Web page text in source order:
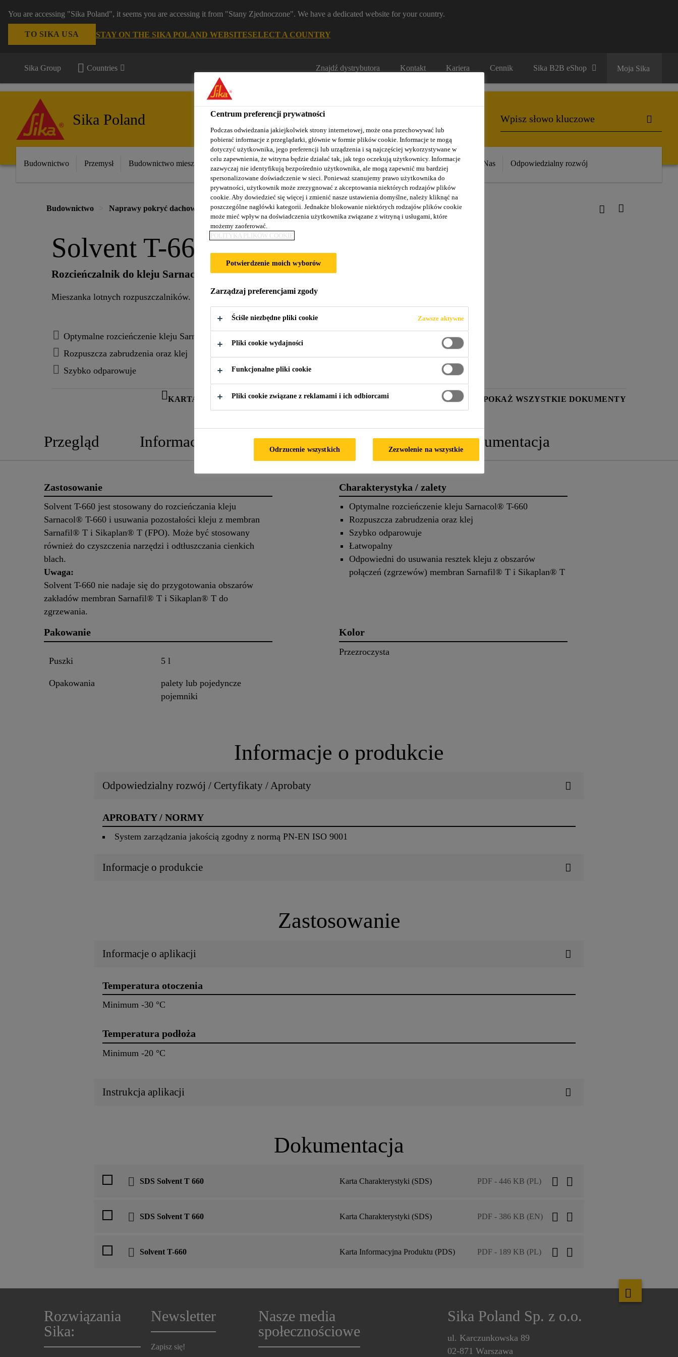
You are accessing "Sika Poland", it seems you are accessing it from "Stany Zjednoczone". We have a dedicated website for your country.
TO SIKA USA STAY ON THE SIKA POLAND WEBSITESELECT A COUNTRY
Sika Group Countries Znajdź dystrybutora Kontakt Kariera Cennik Sika B2B eShop Moja Sika
Sika Poland
Budownictwo Przemysł Budownictwo mieszkaniowe Nasze realizacje Baza wiedzy / Dokumentacja Szkolenia Sika O Nas Odpowiedzialny rozwój
Budownictwo Naprawy pokryć dachowych Akcesoria Akcesoria dla membran FPO Solvent T-660
Solvent T-660
Rozcieńczalnik do kleju Sarnacol® T-660
Mieszanka lotnych rozpuszczalników.
Optymalne rozcieńczenie kleju Sarnacol® T-660
Rozpuszcza zabrudzenia oraz klej
Szybko odparowuje
KARTA INFORMACYJNA PRODUKTU KARTA CHARAKTERYSTYKI POKAŻ WSZYSTKIE DOKUMENTY
Przegląd Informacje o produkcie Zastosowanie Dokumentacja
Zastosowanie
Solvent T-660 jest stosowany do rozcieńczania kleju
Sarnacol® T-660 i usuwania pozostałości kleju z membran
Sarnafil® T i Sikaplan® T (FPO). Może być stosowany
również do czyszczenia narzędzi i odtłuszczania cienkich
blach.
Uwaga:
Solvent T-660 nie nadaje się do przygotowania obszarów
zakładów membran Sarnafil® T i Sikaplan® T do
zgrzewania.
Charakterystyka / zalety
Optymalne rozcieńczenie kleju Sarnacol® T-660
Rozpuszcza zabrudzenia oraz klej
Szybko odparowuje
Łatwopalny
Odpowiedni do usuwania resztek kleju z obszarów
połączeń (zgrzewów) membran Sarnafil® T i Sikaplan® T
Pakowanie
Puszki 5 l
Opakowania
palety lub pojedyncze
pojemniki
Kolor
Przezroczysta
Informacje o produkcie
Odpowiedzialny rozwój / Certyfikaty / Aprobaty
APROBATY / NORMY
System zarządzania jakością zgodny z normą PN-EN ISO 9001
Informacje o produkcie
Zastosowanie
Informacje o aplikacji
Temperatura otoczenia
Minimum -30 °C
Temperatura podłoża
Minimum -20 °C
Instrukcja aplikacji
Dokumentacja
SDS Solvent T 660 Karta Charakterystyki (SDS) PDF - 446 KB (PL)
SDS Solvent T 660 Karta Charakterystyki (SDS) PDF - 386 KB (EN)
Solvent T-660 Karta Informacyjna Produktu (PDS) PDF - 189 KB (PL)
Rozwiązania
Sika:
Newsletter
Zapisz się!
Nasze media
społecznościowe
Sika Poland Sp. z o.o.
ul. Karczunkowska 89
02-871 Warszawa
Centrum preferencji prywatności
Podczas odwiedzania jakiejkolwiek strony internetowej, może ona przechowywać lub
pobierać informacje z przeglądarki, głównie w formie plików cookie. Informacje te mogą
dotyczyć użytkownika, jego preferencji lub urządzenia i są najczęściej wykorzystywane w
celu zapewnienia, że witryna będzie działać tak, jak tego oczekują użytkownicy. Informacje
zazwyczaj nie identyfikują bezpośrednio użytkownika, ale mogą zapewnić mu bardziej
spersonalizowane doświadczenie w sieci. Ponieważ szanujemy prawo użytkownika do
prywatności, użytkownik może zrezygnować z akceptowania niektórych rodzajów plików
cookie. Aby dowiedzieć się więcej i zmienić nasze ustawienia domyślne, należy kliknąć na
poszczególne nagłówki kategorii. Jednakże blokowanie niektórych rodzajów plików cookie
może mieć wpływ na doświadczenia użytkownika związane z witryną i usługami, które
możemy zaoferować.
POLITYKA PLIKÓW COOKIE
Potwierdzenie moich wyborów
Zarządzaj preferencjami zgody
Ściśle niezbędne pliki cookie Zawsze aktywne
Pliki cookie wydajności
Funkcjonalne pliki cookie
Pliki cookie związane z reklamami i ich odbiorcami
Odrzucenie wszystkich Zezwolenie na wszystkie